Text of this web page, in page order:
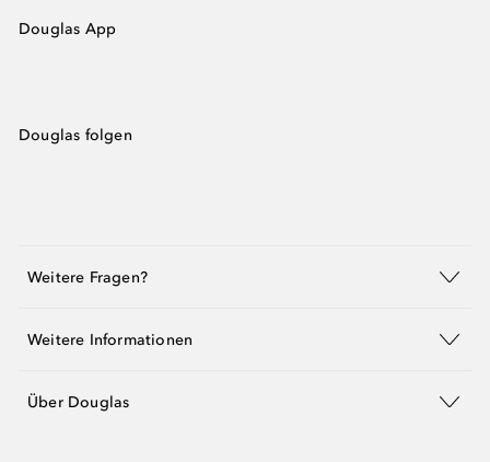
Douglas App
Douglas folgen
Weitere Fragen?
Weitere Informationen
Über Douglas